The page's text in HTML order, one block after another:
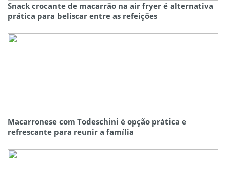
Snack crocante de macarrão na air fryer é alternativa
prática para beliscar entre as refeições
Macarronese com Todeschini é opção prática e
refrescante para reunir a família